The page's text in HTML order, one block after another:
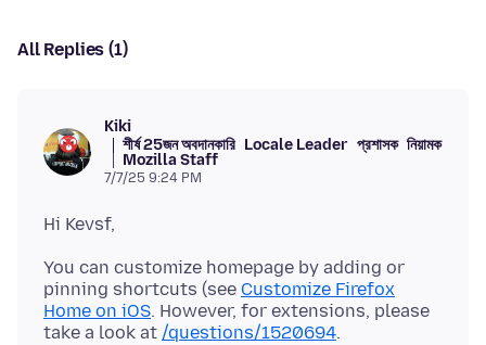
All Replies (1)
Kiki
শীর্ষ 25জন অবদানকারি Locale Leader প্রশাসক নিয়ামক
Mozilla Staff
7/7/25 9:24 PM
You can customize homepage by adding or
pinning shortcuts (see Customize Firefox
Home on iOS. However, for extensions, please
take a look at /questions/1520694